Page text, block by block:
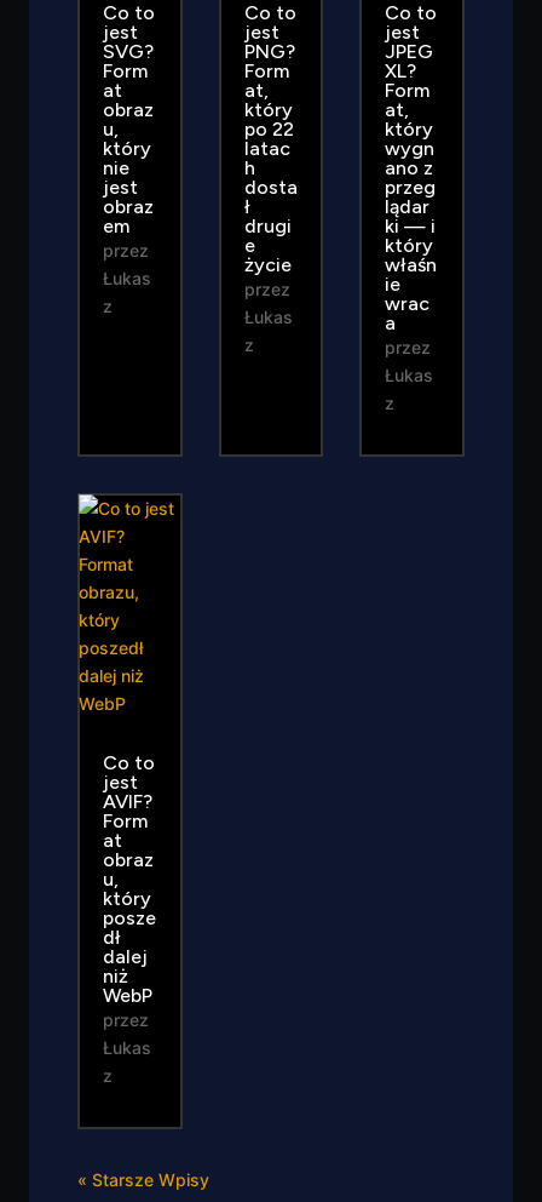
Co to
jest
SVG?
Form
at
obraz
u,
który
nie
jest
obraz
em
przez
Łukas
z
Co to
jest
PNG?
Form
at,
który
po 22
latac
h
dosta
ł
drugi
e
życie
przez
Łukas
z
Co to
jest
JPEG
XL?
Form
at,
który
wygn
ano z
przeg
lądar
ki — i
który
właśn
ie
wrac
a
przez
Łukas
z
Co to
jest
AVIF?
Form
at
obraz
u,
który
posze
dł
dalej
niż
WebP
przez
Łukas
z
« Starsze Wpisy